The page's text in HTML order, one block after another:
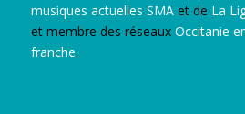
musiques actuelles SMAet de La
et membre des réseaux Occitanie
franche.